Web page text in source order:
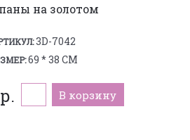
на золотом
3D-7042
69 * 38 СМ
В корзину